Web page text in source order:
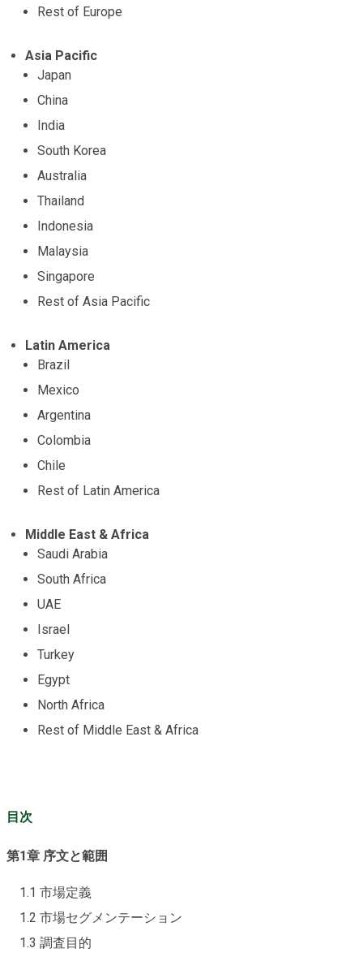
Rest of Europe
Asia Pacific
Japan
China
India
South Korea
Australia
Thailand
Indonesia
Malaysia
Singapore
Rest of Asia Pacific
Latin America
Brazil
Mexico
Argentina
Colombia
Chile
Rest of Latin America
Middle East & Africa
Saudi Arabia
South Africa
UAE
Israel
Turkey
Egypt
North Africa
Rest of Middle East & Africa
目次
第1章 序文と範囲
1.1 市場定義
1.2 市場セグメンテーション
1.3 調査目的